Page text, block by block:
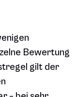
Bewertung
gilt der